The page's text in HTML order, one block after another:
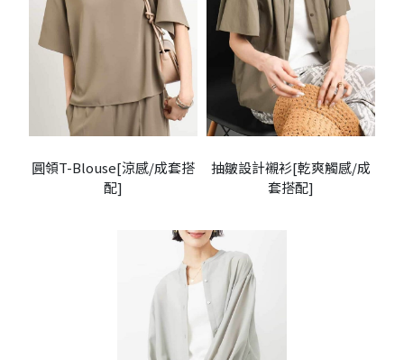
圓領T-Blouse[涼感/成套搭
配]
抽皺設計襯衫[乾爽觸感/成
套搭配]